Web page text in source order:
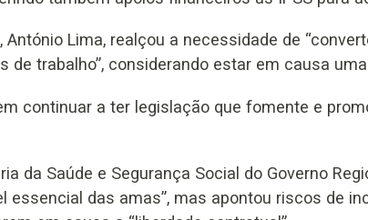
António Lima, realçou a necessidade de
de trabalho”, considerando estar em causa
continuar a ter legislação que fomente e
da Saúde e Segurança Social do Governo
essencial das amas”, mas apontou riscos de